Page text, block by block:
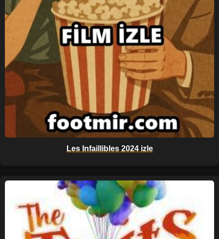
Les Infaillibles 2024 izle